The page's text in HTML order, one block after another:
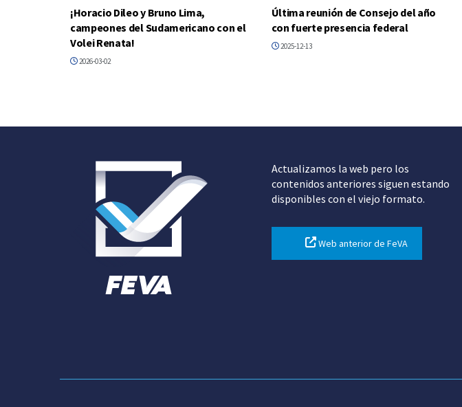
¡Horacio Dileo y Bruno Lima,
campeones del Sudamericano con el
Volei Renata!
2026-03-02
Última reunión de Consejo del año
con fuerte presencia federal
2025-12-13
Actualizamos la web pero los
contenidos anteriores siguen estando
disponibles con el viejo formato.
Web anterior de FeVA